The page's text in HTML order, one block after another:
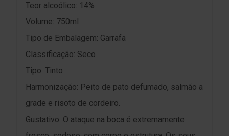
Teor alcoólico: 14%
Volume: 750ml
Tipo de Embalagem: Garrafa
Classificação: Seco
Tipo: Tinto
Harmonização: Peito de pato defumado, salmão a
grade e risoto de cordeiro.
Gustativo: O ataque na boca é extremamente